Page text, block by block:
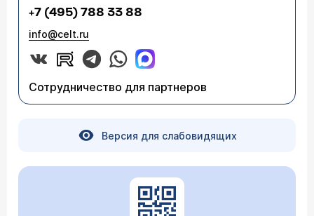
+7 (495) 788 33 88
info@celt.ru
Сотрудничество для партнеров
Версия для слабовидящих